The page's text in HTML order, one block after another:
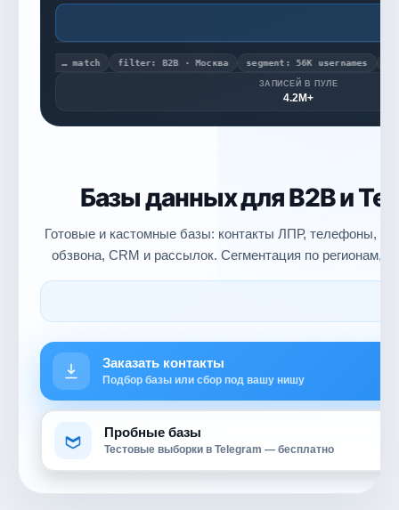
Базы данных для B2B и
Готовые и кастомные базы: контакты ЛПР, телефоны,
обзвона, CRM и рассылок. Сегментация по регионам,
Заказать контакты
Подбор базы или сбор под вашу нишу
Пробные базы
Тестовые выборки в Telegram — бесплатно
… match filter: B2B · Москва segment: 56K usernames export →
ЗАПИСЕЙ В ПУЛЕ
4.2M+